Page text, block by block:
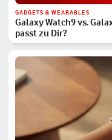
GADGETS & WEARABLES
Galaxy Watch9 vs.
passt zu Dir?